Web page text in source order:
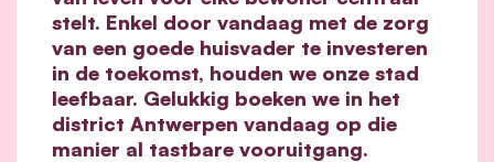
stelt. Enkel door vandaag met de zorg
van een goede huisvader te investeren
in de toekomst, houden we onze stad
leefbaar. Gelukkig boeken we in het
district Antwerpen vandaag op die
manier al tastbare vooruitgang.